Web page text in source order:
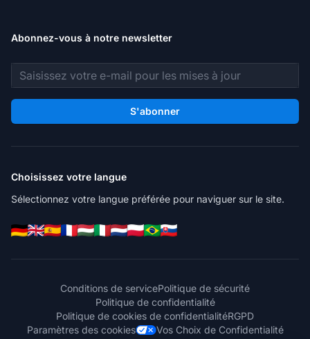
Abonnez-vous à notre newsletter
Adresse e-mail
S'abonner
Choisissez votre langue
Sélectionnez votre langue préférée pour naviguer sur le site.
Conditions de servicePolitique de sécurité
Politique de confidentialité
Politique de cookies de confidentialitéRGPD
Paramètres des cookies
Vos Choix de Confidentialité